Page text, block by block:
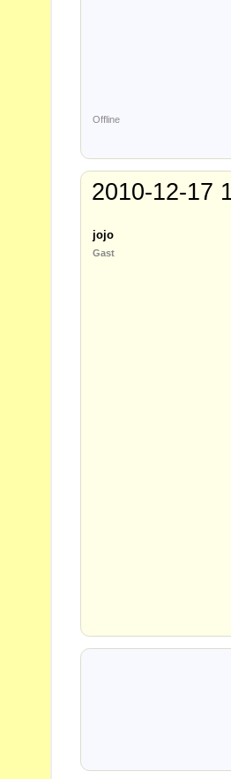
Offline
2010-12-17
jojo
Gast